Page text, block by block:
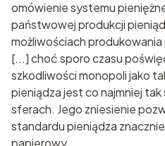
omówienie systemu
państwowej produkcji
możliwościach
[...] choć sporo czasu
szkodliwości monopoli jako
pieniądza jest co najmniej
sferach. Jego zniesienie
standardu pieniądza